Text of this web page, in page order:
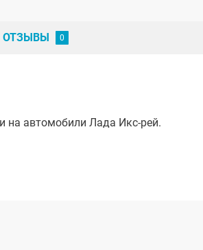
ОТЗЫВЫ
на автомобили Лада Икс-рей.